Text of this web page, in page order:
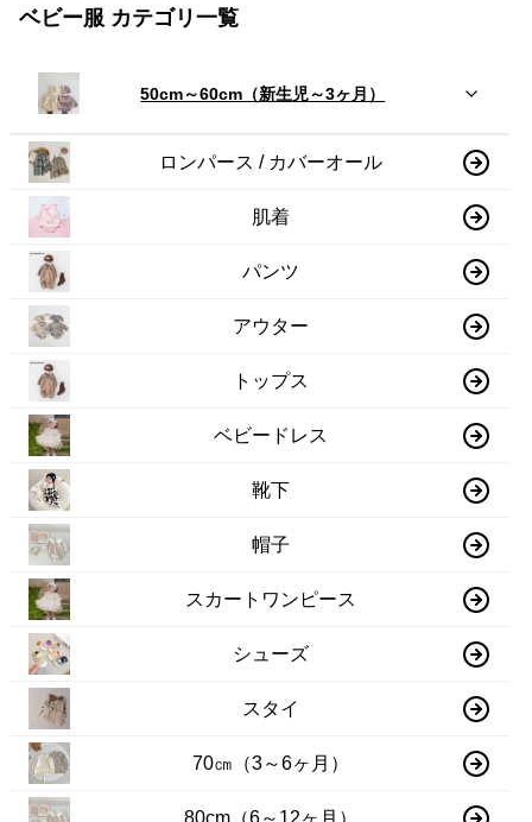
ベビー服 カテゴリ一覧
50cm～60cm（新生児～3ヶ月）
ロンパース / カバーオール
肌着
パンツ
アウター
トップス
ベビードレス
靴下
帽子
スカートワンピース
シューズ
スタイ
70㎝（3～6ヶ月）
80cm（6～12ヶ月）